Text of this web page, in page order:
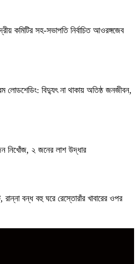
কমিটির সহ-সভাপতি নির্বাচিত আওরঙ্গজেব
লোডশেডিং: বিদ্যুৎ না থাকায় অতিষ্ঠ জনজীবন,
নিখোঁজ, ২ জনের লাশ উদ্ধার
রান্না বন্ধ বহু ঘরে রেস্তোরাঁর খাবারের ওপর